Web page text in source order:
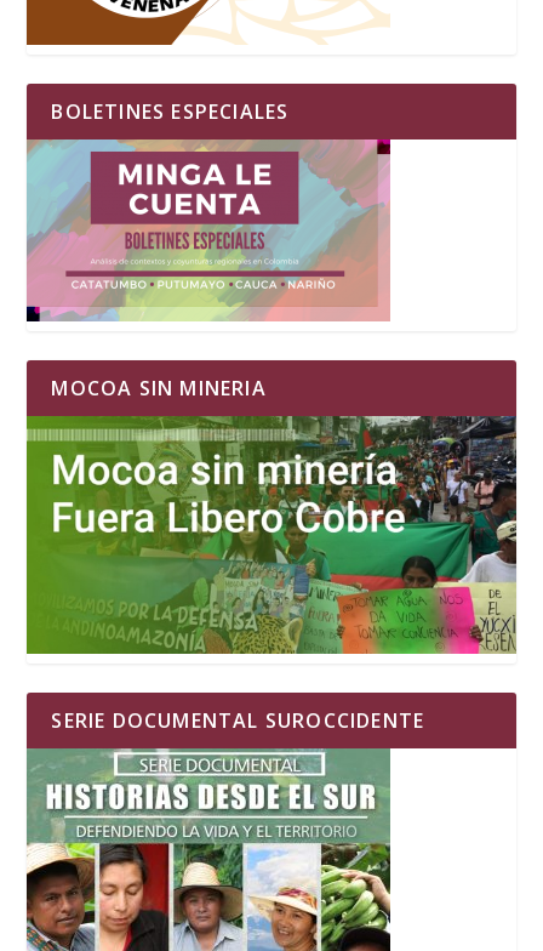
BOLETINES ESPECIALES
MOCOA SIN MINERIA
SERIE DOCUMENTAL SUROCCIDENTE